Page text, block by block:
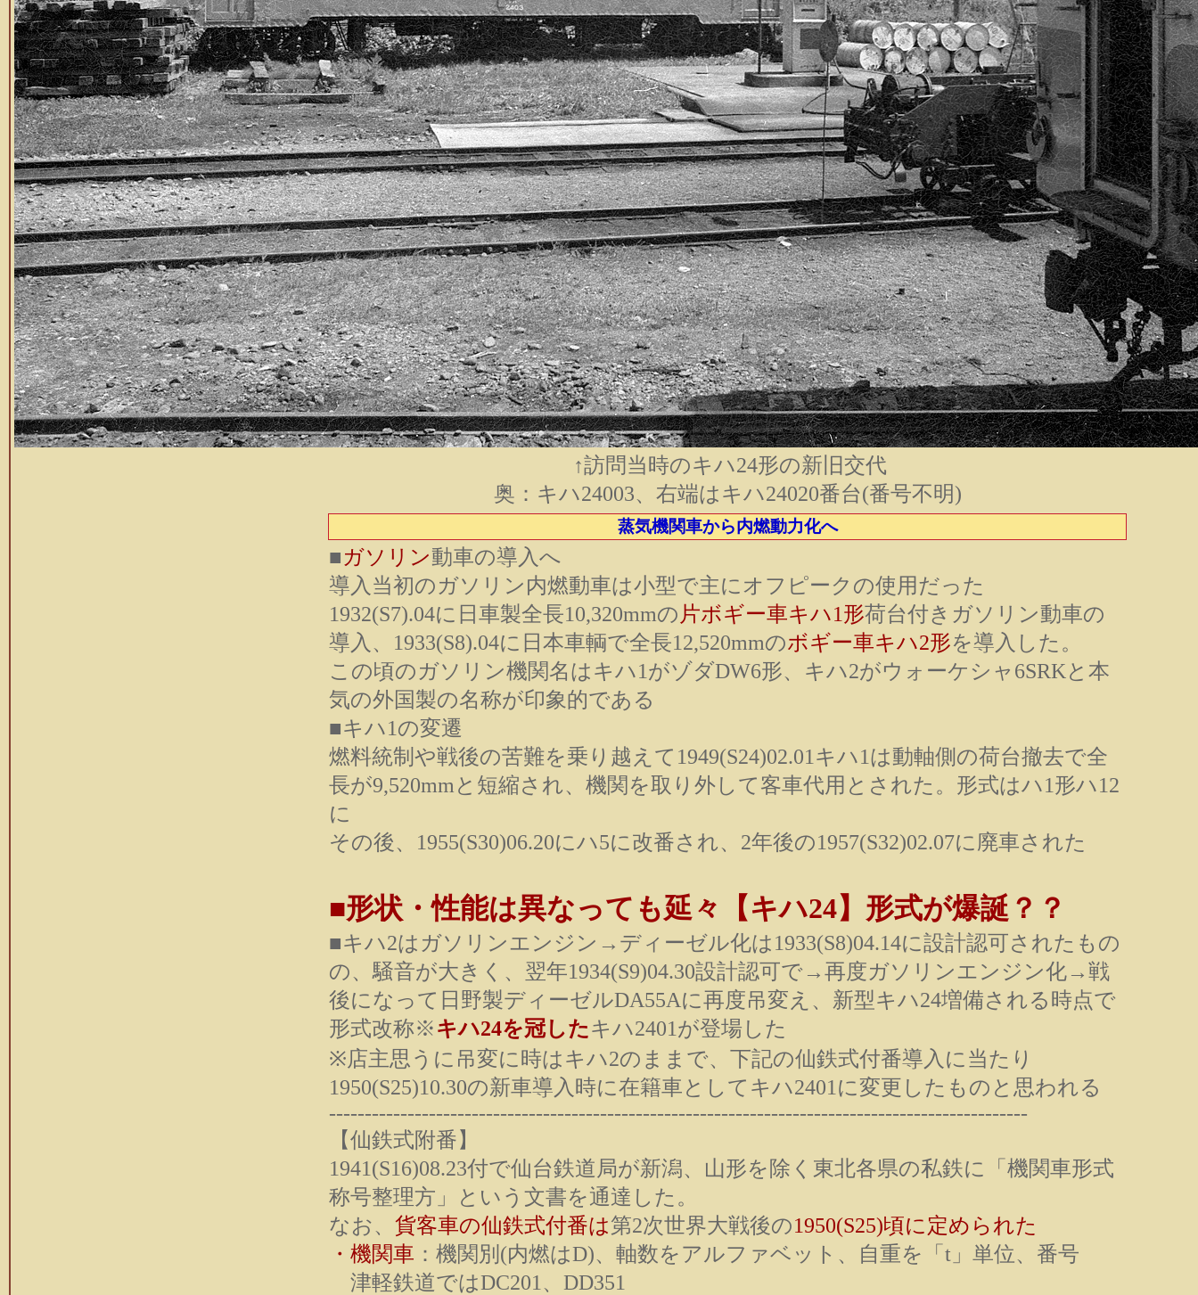
↑訪問当時のキハ24形の新旧交代
奥：キハ24003、右端はキハ24020番台(番号不明)
蒸気機関車から内燃動力化へ
■ガソリン動車の導入へ
導入当初のガソリン内燃動車は小型で主にオフピークの使用だった
1932(S7).04に日車製全長10,320mmの 片ボギー車キハ1形荷台付きガソリン動車の
導入、1933(S8).04に日本車輌で全長12,520mmのボギー車キハ2形を導入した。
この頃のガソリン機関名はキハ1がゾダDW6形、キハ2がウォーケシャ6SRKと本
気の外国製の名称が印象的である
■キハ1の変遷
燃料統制や戦後の苦難を乗り越えて1949(S24)02.01キハ1は動軸側の荷台撤去で全
長が9,520mmと短縮され、機関を取り外して客車代用とされた。形式はハ1形ハ12
に
その後、1955(S30)06.20にハ5に改番され、2年後の1957(S32)02.07に廃車された
■形状・性能は異なっても延々【キハ24】形式が爆誕？？
■キハ2はガソリンエンジン→ディーゼル化は1933(S8)04.14に設計認可されたもの
の、騒音が大きく、翌年1934(S9)04.30設計認可で→再度ガソリンエンジン化→戦
後になって日野製ディーゼルDA55Aに再度吊変え、新型キハ24増備される時点で
形式改称※キハ24を冠したキハ2401が登場した
※店主思うに吊変に時はキハ2のままで、下記の仙鉄式付番導入に当たり
1950(S25)10.30の新車導入時に在籍車としてキハ2401に変更したものと思われる
--------------------------------------------------------------------------------------------------
【仙鉄式附番】
1941(S16)08.23付で仙台鉄道局が新潟、山形を除く東北各県の私鉄に「機関車形式
称号整理方」という文書を通達した。
なお、 貨客車の仙鉄式付番は第2次世界大戦後の1950(S25)頃に定められた
・機関車 ：機関別(内燃はD)、軸数をアルファベット、自重を「t」単位、番号
津軽鉄道ではDC201、DD351